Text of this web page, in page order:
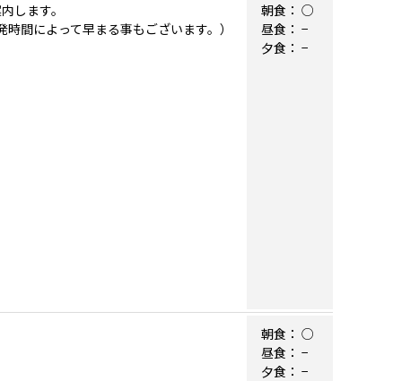
します。
間によって早まる事もございます。）
朝食： ○
昼食： −
夕食： −
朝食： ○
昼食： −
夕食： −